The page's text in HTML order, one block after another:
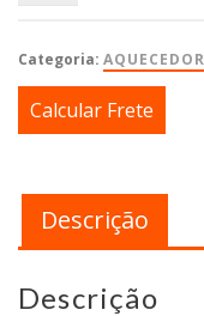
Categoria:
Calcular Frete
Descrição
Descrição